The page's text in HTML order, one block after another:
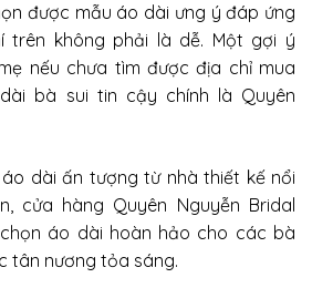
được mẫu áo dài ưng ý đáp ứng
trên không phải là dễ. Một gợi ý
nếu chưa tìm được địa chỉ mua
bà sui tin cậy chính là Quyên
dài ấn tượng từ nhà thiết kế nổi
cửa hàng Quyên Nguyễn Bridal
áo dài hoàn hảo cho các bà
tân nương tỏa sáng.